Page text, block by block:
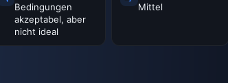
Bedingungen
akzeptabel, aber
nicht ideal
Mittel